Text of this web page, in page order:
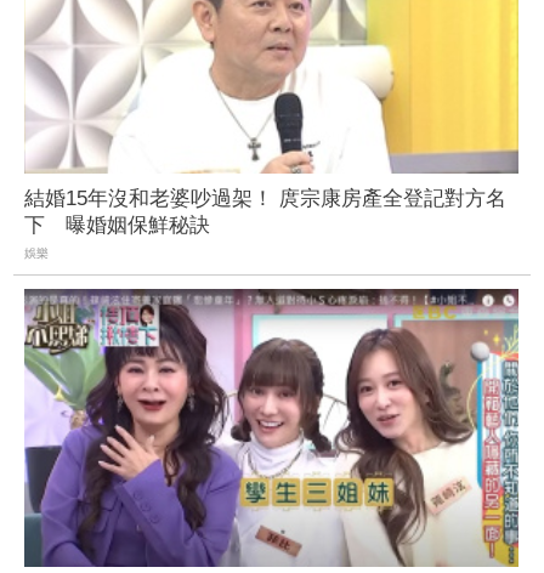
結婚15年沒和老婆吵過架！ 庹宗康房產全登記對方名
下 曝婚姻保鮮秘訣
娛樂